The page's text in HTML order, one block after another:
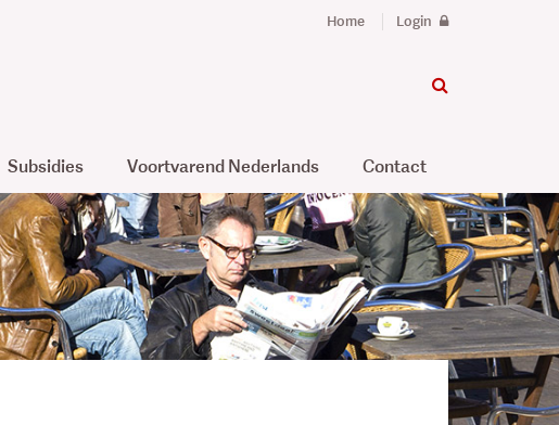
Home Login
Subsidies Voortvarend Nederlands Contact